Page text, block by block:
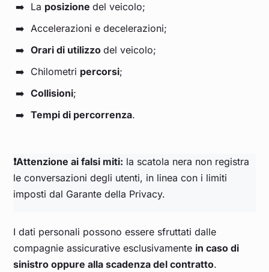
La posizione del veicolo;
Accelerazioni e decelerazioni;
Orari di utilizzo del veicolo;
Chilometri percorsi;
Collisioni;
Tempi di percorrenza.
❗Attenzione ai falsi miti: la scatola nera non registra
le conversazioni degli utenti, in linea con i limiti
imposti dal Garante della Privacy.
I dati personali possono essere sfruttati dalle
compagnie assicurative esclusivamente in caso di
sinistro oppure alla scadenza del contratto.